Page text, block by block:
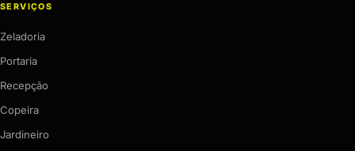
SERVIÇOS
Zeladoria
Portaria
Recepção
Copeira
Jardineiro